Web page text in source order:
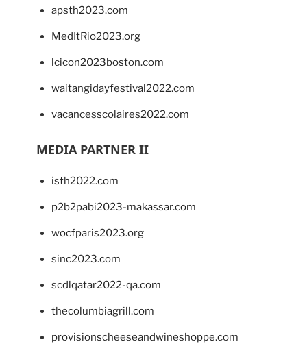
apsth2023.com
MedItRio2023.org
lcicon2023boston.com
waitangidayfestival2022.com
vacancesscolaires2022.com
MEDIA PARTNER II
isth2022.com
p2b2pabi2023-makassar.com
wocfparis2023.org
sinc2023.com
scdlqatar2022-qa.com
thecolumbiagrill.com
provisionscheeseandwineshoppe.com